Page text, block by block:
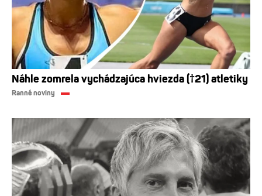
Náhle zomrela vychádzajúca hviezda (†21) atletiky
Ranné noviny